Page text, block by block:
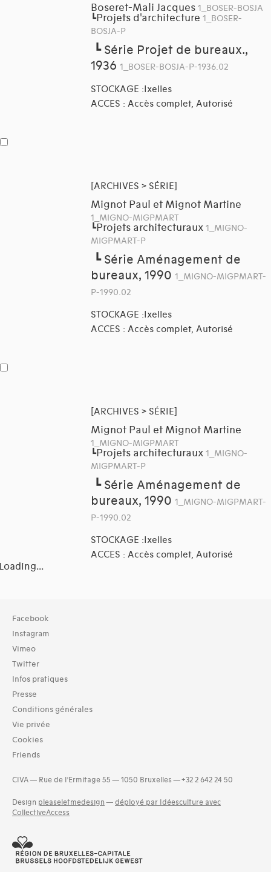
Boseret-Mali Jacques 1_BOSER-BOSJA
┗Projets d'architecture 1_BOSER-
BOSJA-P
┗ Série Projet de bureaux.,
1936 1_BOSER-BOSJA-P-1936.02
STOCKAGE :Ixelles
ACCES : Accès complet, Autorisé
[ARCHIVES > SÉRIE]
Mignot Paul et Mignot Martine
1_MIGNO-MIGPMART
┗Projets architecturaux 1_MIGNO-
MIGPMART-P
┗ Série Aménagement de
bureaux, 1990 1_MIGNO-MIGPMART-
P-1990.02
STOCKAGE :Ixelles
ACCES : Accès complet, Autorisé
[ARCHIVES > SÉRIE]
Mignot Paul et Mignot Martine
1_MIGNO-MIGPMART
┗Projets architecturaux 1_MIGNO-
MIGPMART-P
┗ Série Aménagement de
bureaux, 1990 1_MIGNO-MIGPMART-
P-1990.02
STOCKAGE :Ixelles
ACCES : Accès complet, Autorisé
Collection
TOUT (7)
Archives (7)
Domaines thématiques
01-architecture domestique (20)
02-architecture agricole (5)
03-architecture artisanale et industrielle (11)
04-architecture commerciale et de services (23)
07-architecture judiciaire, pénitentiaire, police (3)
08-architecture militaire (5)
(8)
Facebook
Instagram
Vimeo
Twitter
Infos pratiques
Presse
Conditions générales
Vie privée
Cookies
Friends
CIVA — Rue de l’Ermitage 55 — 1050 Bruxelles — +32 2 642 24 50
Design pleaseletmedesign — déployé par Idéesculture avec
CollectiveAccess